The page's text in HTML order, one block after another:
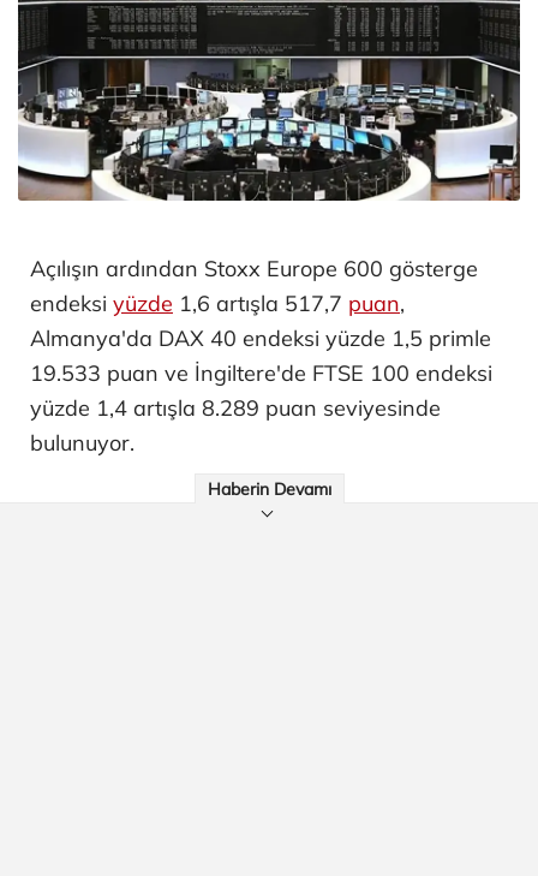
Açılışın ardından Stoxx Europe 600 gösterge
endeksi yüzde 1,6 artışla 517,7 puan,
Almanya'da DAX 40 endeksi yüzde 1,5 primle
19.533 puan ve İngiltere'de FTSE 100 endeksi
yüzde 1,4 artışla 8.289 puan seviyesinde
bulunuyor.
Haberin Devamı